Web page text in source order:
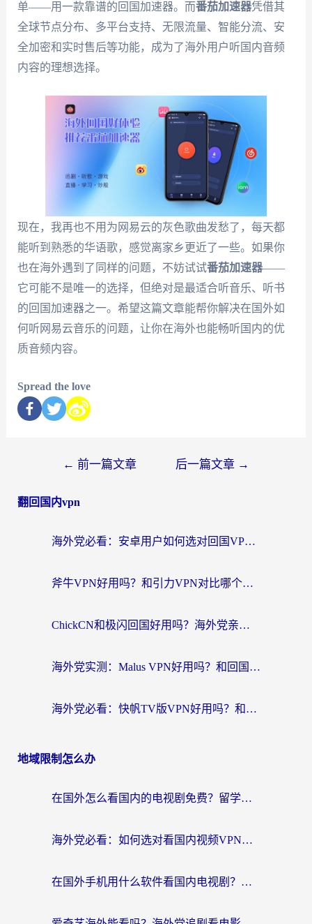
单——用一款靠谱的回国加速器。而番茄加速器凭借其
全球节点分布、多平台支持、无限流量、智能分流、安
全加密和实时售后等功能，成为了海外用户听国内音频
内容的理想选择。
现在，我再也不用为网易云的灰色歌曲发愁了，每天都
能听到熟悉的华语歌，感觉离家乡更近了一些。如果你
也在海外遇到了同样的问题，不妨试试番茄加速器——
它可能不是唯一的选择，但绝对是最适合听音乐、听书
的回国加速器之一。希望这篇文章能帮你解决在国外如
何听网易云音乐的问题，让你在海外也能畅听国内的优
质音频内容。
Spread the love
← 前一篇文章 后一篇文章 →
翻回国内vpn
海外党必看：安卓用户如何选对回国VPN？从踩坑到无缝访问的全攻略
斧牛VPN好用吗？和引力VPN对比哪个回国效果更好？海外党亲测3款加速器+避坑指南
ChickCN和极闪回国好用吗？海外党亲测3款加速器，教你选对不踩坑
海外党实测：Malus VPN好用吗？和回国VPN对比哪个回国效果更好？附真实体验与加速器推荐
海外党必看：快帆TV版VPN好用吗？和豌豆IP VPN对比哪个回国效果更好？附真实体验与选择指南
地域限制怎么办
在国外怎么看国内的电视剧免费？留学生亲测有效的回国加速器选择指南
海外党必看：如何选对看国内视频VPN，轻松解决12123登录难题？
在国外手机用什么软件看国内电视剧？海外党亲测的实用指南